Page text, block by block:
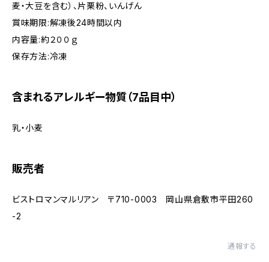
麦・大豆を含む）、片栗粉、いんげん
賞味期限:解凍後24時間以内
内容量:約２００ｇ
保存方法:冷凍
含まれるアレルギー物質（7品目中）
乳・小麦
販売者
ビストロマンマルリアン 〒710-0003 岡山県倉敷市平田260
-2
通報する